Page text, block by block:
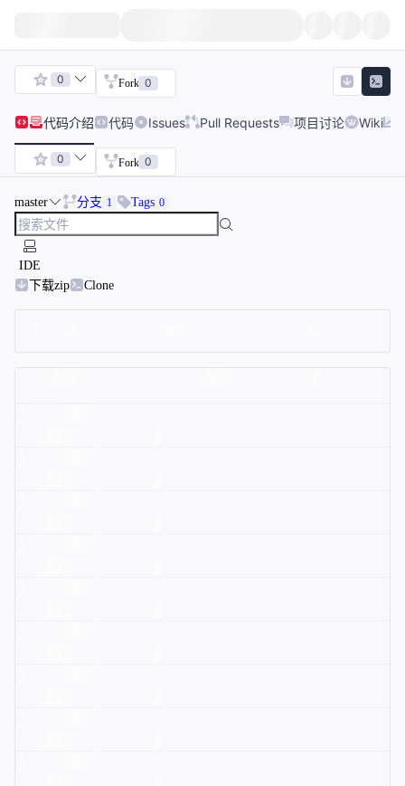
0 Fork 0
代码介绍 代码 Issues Pull Requests 项目讨论 Wiki
0 Fork 0
master 分支 1 Tags 0
IDE
下载zip
Clone